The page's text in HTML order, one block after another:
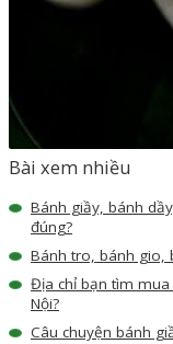
Bài xem nhiều
Bánh giầy, bánh
đúng?
Bánh tro, bánh gio,
Địa chỉ bạn tìm mua
Nội?
Câu chuyện bánh